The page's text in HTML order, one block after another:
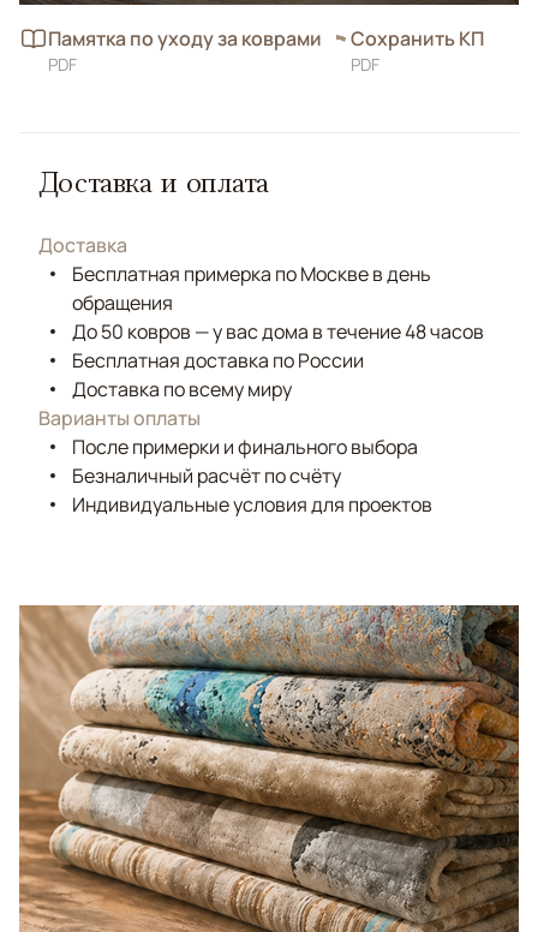
Памятка по уходу за коврами
PDF
Сохранить КП
PDF
Доставка и оплата
Доставка
Бесплатная примерка по Москве в день
обращения
До 50 ковров — у вас дома в течение 48 часов
Бесплатная доставка по России
Доставка по всему миру
Варианты оплаты
После примерки и финального выбора
Безналичный расчёт по счёту
Индивидуальные условия для проектов